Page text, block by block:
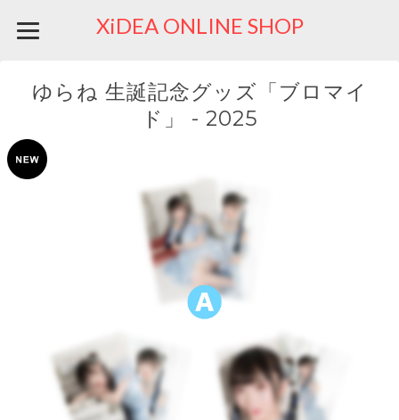
XiDEA ONLINE SHOP
ゆらね 生誕記念グッズ「ブロマイ
ド」 - 2025